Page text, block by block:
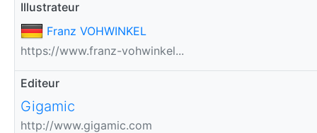
Illustrateur
Franz VOHWINKEL
https://www.franz-vohwinkel...
Editeur
Gigamic
http://www.gigamic.com